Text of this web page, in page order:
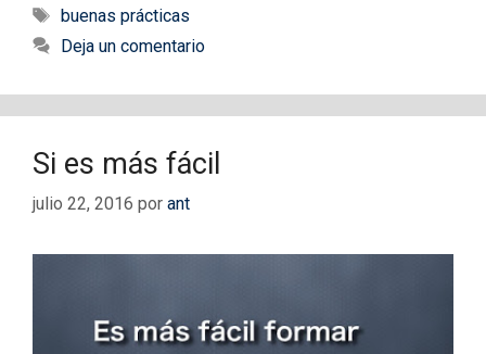
Etiquetas
buenas prácticas
Deja un comentario
Si es más fácil
julio 22, 2016 por ant